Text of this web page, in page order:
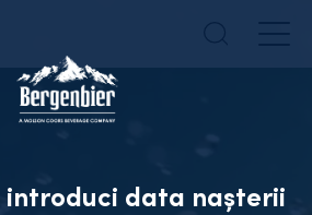
introduci data nașterii